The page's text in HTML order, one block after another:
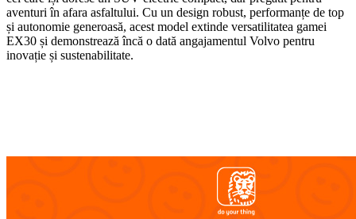
aventuri în afara asfaltului. Cu un design robust, performanțe de top
și autonomie generoasă, acest model extinde versatilitatea gamei
EX30 și demonstrează încă o dată angajamentul Volvo pentru
inovație și sustenabilitate.